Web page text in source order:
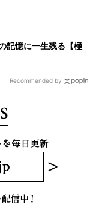
記憶に一生残る【極
Recommended by